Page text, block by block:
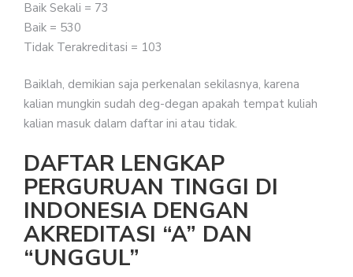
Baik Sekali = 73
Baik = 530
Tidak Terakreditasi = 103
Baiklah, demikian saja perkenalan sekilasnya, karena
kalian mungkin sudah deg-degan apakah tempat kuliah
kalian masuk dalam daftar ini atau tidak.
DAFTAR LENGKAP
PERGURUAN TINGGI DI
INDONESIA DENGAN
AKREDITASI “A” DAN
“UNGGUL”